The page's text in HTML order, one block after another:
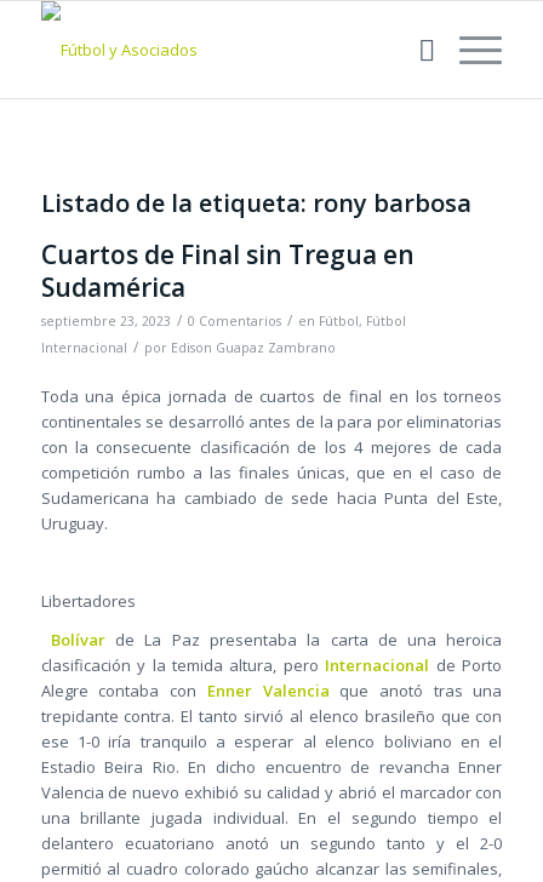
Listado de la etiqueta: rony barbosa
Cuartos de Final sin Tregua en
Sudamérica
septiembre 23, 2023 / 0 Comentarios / en Fútbol, Fútbol
Internacional / por Edison Guapaz Zambrano
Toda una épica jornada de cuartos de final en los torneos
continentales se desarrolló antes de la para por eliminatorias
con la consecuente clasificación de los 4 mejores de cada
competición rumbo a las finales únicas, que en el caso de
Sudamericana ha cambiado de sede hacia Punta del Este,
Uruguay.
Libertadores
Bolívarde La Paz presentaba la carta de una heroica
clasificación y la temida altura, pero Internacional de Porto
Alegre contaba con Enner Valencia que anotó tras una
trepidante contra. El tanto sirvió al elenco brasileño que con
ese 1-0 iría tranquilo a esperar al elenco boliviano en el
Estadio Beira Rio. En dicho encuentro de revancha Enner
Valencia de nuevo exhibió su calidad y abrió el marcador con
una brillante jugada individual. En el segundo tiempo el
delantero ecuatoriano anotó un segundo tanto y el 2-0
permitió al cuadro colorado gaúcho alcanzar las semifinales,